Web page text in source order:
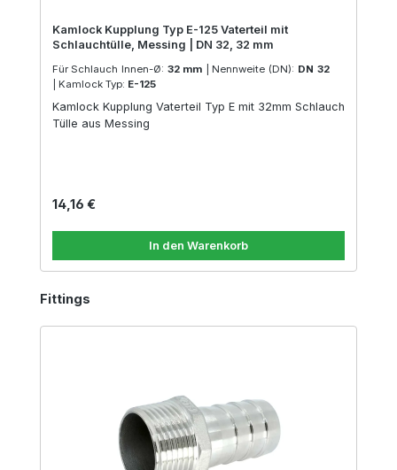
Kamlock Kupplung Typ E-125 Vaterteil mit
Schlauchtülle, Messing | DN 32, 32 mm
Für Schlauch Innen-Ø: 32 mm Nennweite (DN): DN 32
Kamlock Typ: E-125
Kamlock Kupplung Vaterteil Typ E mit 32mm Schlauch
Tülle aus Messing
Regulärer Preis:
14,16 €
In den Warenkorb
Produktgalerie überspringen
Fittings